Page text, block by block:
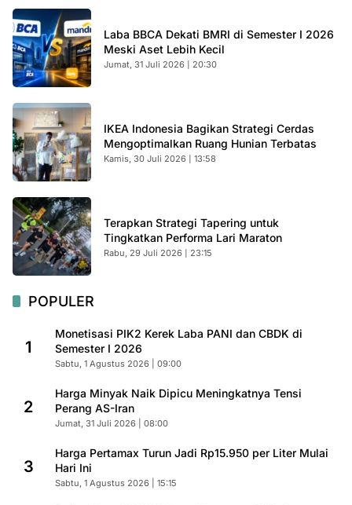
Laba BBCA Dekati BMRI di Semester I 2026
Meski Aset Lebih Kecil
Jumat, 31 Juli 2026 | 20:30
IKEA Indonesia Bagikan Strategi Cerdas
Mengoptimalkan Ruang Hunian Terbatas
Kamis, 30 Juli 2026 | 13:58
Terapkan Strategi Tapering untuk
Tingkatkan Performa Lari Maraton
Rabu, 29 Juli 2026 | 23:15
POPULER
1
Monetisasi PIK2 Kerek Laba PANI dan CBDK di
Semester I 2026
Sabtu, 1 Agustus 2026 | 09:00
2
Harga Minyak Naik Dipicu Meningkatnya Tensi
Perang AS-Iran
Jumat, 31 Juli 2026 | 08:00
3
Harga Pertamax Turun Jadi Rp15.950 per Liter Mulai
Hari Ini
Sabtu, 1 Agustus 2026 | 15:15